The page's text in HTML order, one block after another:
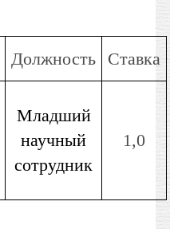
Должность Ставка
Младший
научный
сотрудник
1,0